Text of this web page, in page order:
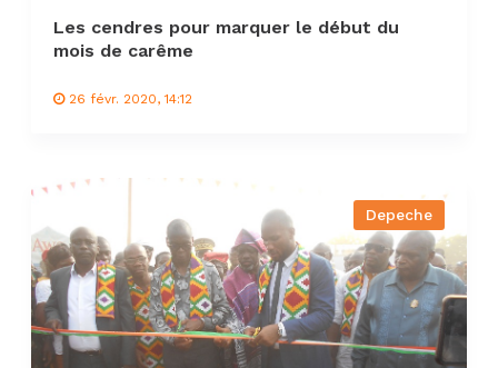
Les cendres pour marquer le début du
mois de carême
26 févr. 2020, 14:12
Depeche